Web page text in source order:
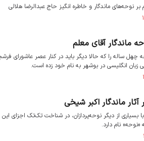
نوحه‌های ماندگار و خاطره انگیز حاج عبدالرضا هلالی
ماندگار آقای معلم
ساله را که حالا دیگر باید در کنار عصر عاشورای
انگلیسی در بوشهر به نام خود زده است.
ماندگار اکبر شیخی
بسیاری از دیگر نوحه‌پردازان، در شناخت تک‌تک اجزای
نام دارد.